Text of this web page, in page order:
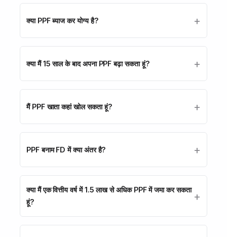
क्या PPF ब्याज कर योग्य है?
क्या मैं 15 साल के बाद अपना PPF बढ़ा सकता हूं?
मैं PPF खाता कहां खोल सकता हूं?
PPF बनाम FD में क्या अंतर है?
क्या मैं एक वित्तीय वर्ष में ₹1.5 लाख से अधिक PPF में जमा कर सकता
हूं?